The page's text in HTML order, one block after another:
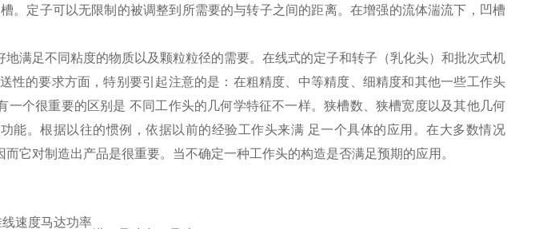
。定子可以无限制的被调整到所需要的与转子之间的距离。在增强的流体湍流下，凹槽
满足不同粘度的物质以及颗粒粒径的需要。在线式的定子和转子（乳化头）和批次式机
性的要求方面，特别要引起注意的是：在粗精度、中等精度、细精度和其他一些工作头
一个很重要的区别是 不同工作头的几何学特征不一样。狭槽数、狭槽宽度以及其他几何
能。根据以往的惯例，依据以前的经验工作头来满 足一个具体的应用。在大多数情况
它对制造出产品是很重要。当不确定一种工作头的构造是否满足预期的应用。
速度马达功率